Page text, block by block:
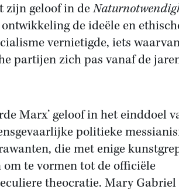
zijn geloof in de
de ideële en
vernietigde, iets
partijen zich pas vanaf de
Marx’ geloof in het einddoel
politieke
die met enige
te vormen tot de officiële
theocratie. Mary